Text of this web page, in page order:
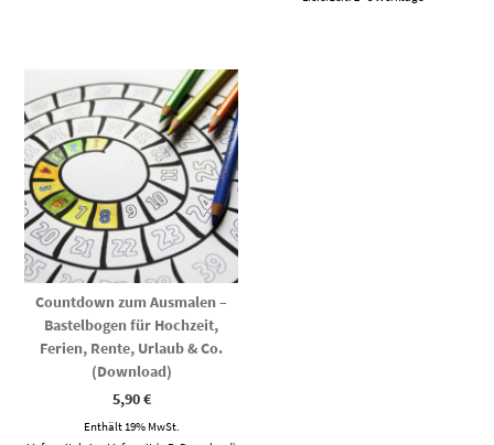
Countdown zum Ausmalen –
Bastelbogen für Hochzeit,
Ferien, Rente, Urlaub & Co.
(Download)
5,90€
Enthält 19% MwSt.